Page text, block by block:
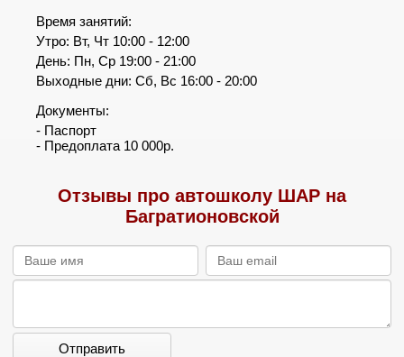
Время занятий:
Утро: Вт, Чт 10:00 - 12:00
День: Пн, Ср 19:00 - 21:00
Выходные дни: Сб, Вс 16:00 - 20:00
Документы:
- Паспорт
- Предоплата 10 000р.
Отзывы про автошколу ШАР на
Багратионовской
Отправить